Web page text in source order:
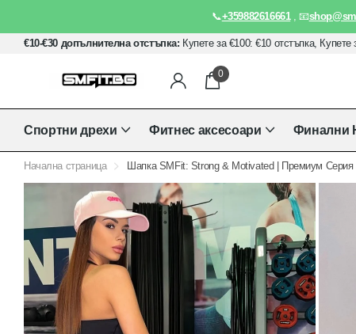
📞+359882616661 , 📧
€10-€30 допълнителна отстъпка: Купете за €100: €10 отстъпка,
0
Спортни дрехи Фитнес аксесоари Финални
Начална страница Шапка SMFit: Strong & Motivated | Премиум Серия